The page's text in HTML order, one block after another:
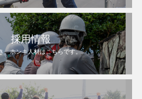
採用情報
。ホンキ人材はこちらです。